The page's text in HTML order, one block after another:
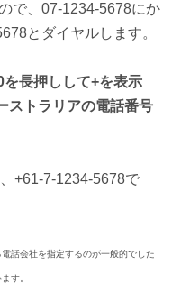
で、07-1234-5678にか
とダイヤルします。
を長押しして+を表示
ストラリアの電話番号
+61-7-1234-5678で
話会社を指定するのが一般的でした
す。